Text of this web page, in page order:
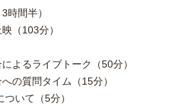
時間半）
（103分）
よるライブトーク（50分）
の質問タイム（15分）
いて（5分）